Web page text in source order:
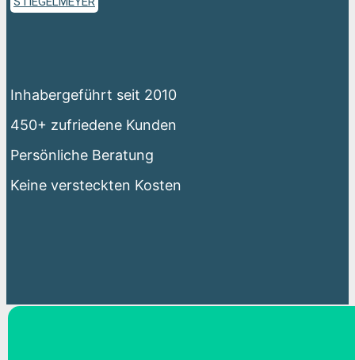
Inhabergeführt seit 2010
450+ zufriedene Kunden
Persönliche Beratung
Keine versteckten Kosten